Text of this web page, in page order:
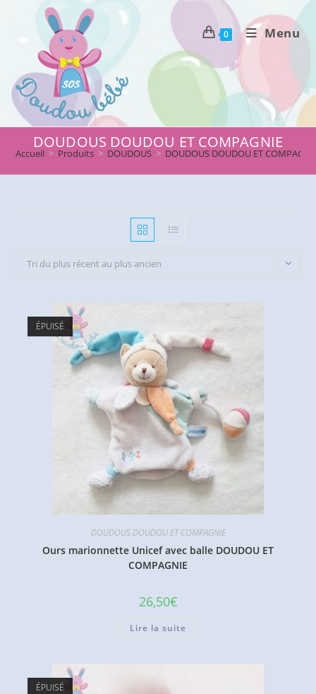
0 Menu
DOUDOUS DOUDOU ET COMPAGNIE
Accueil > Produits > DOUDOUS > DOUDOUS DOUDOU ET
Tri du plus récent au plus ancien
ÉPUISÉ
DOUDOUS DOUDOU ET COMPAGNIE
Ours marionnette Unicef avec balle DOUDOU ET
COMPAGNIE
26,50€
Lire la suite
ÉPUISÉ